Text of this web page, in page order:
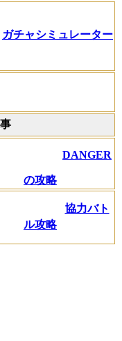
ガチャシミュレーター
DANGER
の攻略
協力バト
ル攻略